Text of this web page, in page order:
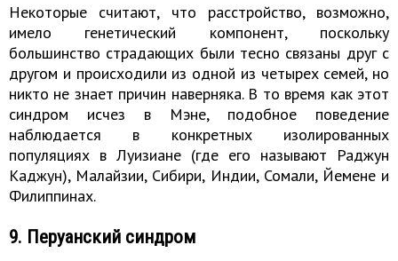
Некоторые считают, что расстройство, возможно,
имело генетический компонент, поскольку
большинство страдающих были тесно связаны друг с
другом и происходили из одной из четырех семей, но
никто не знает причин наверняка. В то время как этот
синдром исчез в Мэне, подобное поведение
наблюдается в конкретных изолированных
популяциях в Луизиане (где его называют Раджун
Каджун), Малайзии, Сибири, Индии, Сомали, Йемене и
Филиппинах.
9. Перуанский синдром